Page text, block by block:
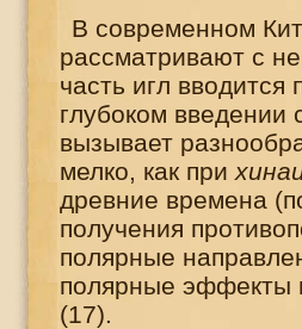
В современном
рассматривают с
часть игл вводится
глубоком введении
вызывает
мелко, как при
древние времена
получения
полярные
полярные эффекты
(17).